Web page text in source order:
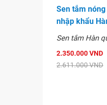
Sen tắm
nhập khẩu
Sen tắm Hàn
2.350.000 VND
2.611.000 VND